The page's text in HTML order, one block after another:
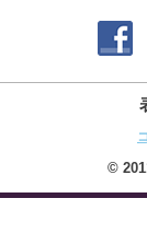
©